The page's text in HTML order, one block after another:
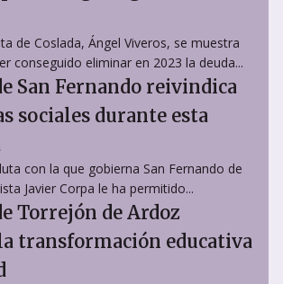
de Coslada, Ángel Viveros, se muestra
conseguido eliminar en 2023 la deuda...
San Fernando reivindica
sociales durante esta
con la que gobierna San Fernando de
Javier Corpa le ha permitido...
Torrejón de Ardoz
transformación educativa